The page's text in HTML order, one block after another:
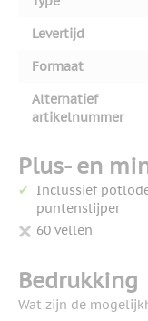
Levertijd
Formaat
Alternatief
artikelnummer
Plus- en
Inclussief
puntenslijper
60 vellen
Bedrukking
Wat zijn de